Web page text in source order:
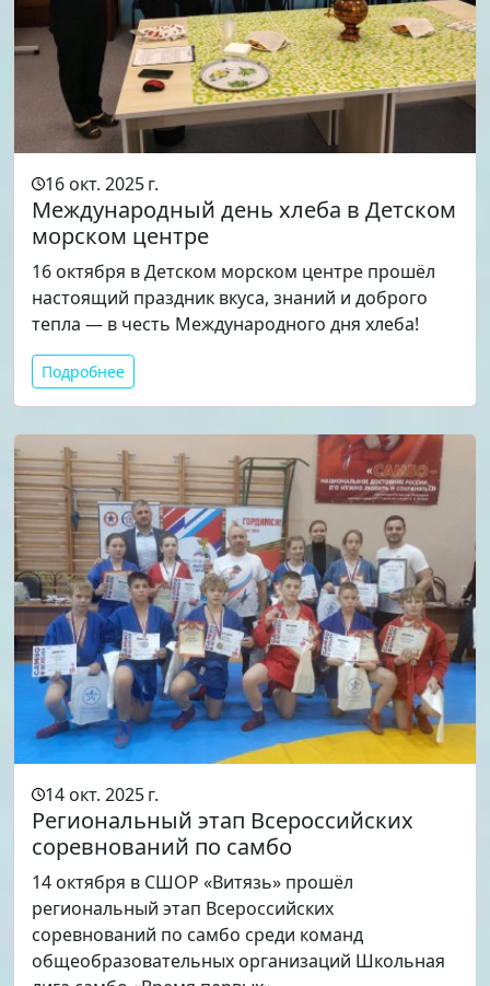
16 окт. 2025 г.
Международный день хлеба в Детском
морском центре
16 октября в Детском морском центре прошёл
настоящий праздник вкуса, знаний и доброго
тепла — в честь Международного дня хлеба!
Подробнее
14 окт. 2025 г.
Региональный этап Всероссийских
соревнований по самбо
14 октября в СШОР «Витязь» прошёл
региональный этап Всероссийских
соревнований по самбо среди команд
общеобразовательных организаций Школьная